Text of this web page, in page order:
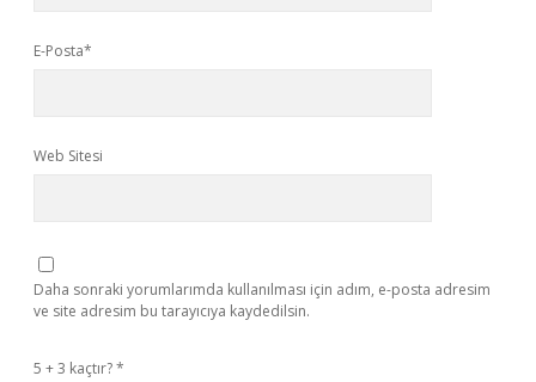
E-Posta*
Web Sitesi
Daha sonraki yorumlarımda kullanılması için adım, e-posta adresim
ve site adresim bu tarayıcıya kaydedilsin.
5 + 3 kaçtır?*